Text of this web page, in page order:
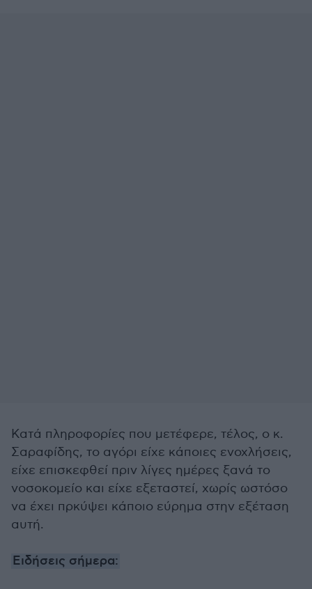
Κατά πληροφορίες που μετέφερε, τέλος, ο κ.
Σαραφίδης, το αγόρι είχε κάποιες ενοχλήσεις,
είχε επισκεφθεί πριν λίγες ημέρες ξανά το
νοσοκομείο και είχε εξεταστεί, χωρίς ωστόσο
να έχει πρκύψει κάποιο εύρημα στην εξέταση
αυτή.
Ειδήσεις σήμερα: